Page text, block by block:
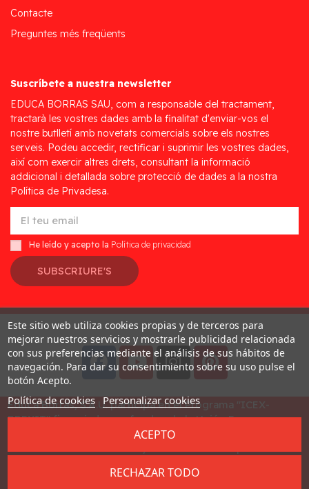
Contacte
Preguntes més freqüents
Suscríbete a nuestra newsletter
EDUCA BORRAS SAU, com a responsable del tractament,
tractarà les vostres dades amb la finalitat d'enviar-vos el
nostre butlletí amb novetats comercials sobre els nostres
serveis. Podeu accedir, rectificar i suprimir les vostres dades,
així com exercir altres drets, consultant la informació
addicional i detallada sobre protecció de dades a la nostra
Política de Privadesa.
He leído y acepto la Política de privacidad
SUBSCRIURE'S
Desarrollado porAddis
Educa Borras, S.A.U. participa en el Programa "ICEX-
BREXIT" financiado por fondos de la Unión Europea, para
mitigar las consecuencias adversas de la retirada del
Este sitio web utiliza cookies propias y de terceros para
mejorar nuestros servicios y mostrarle publicidad relacionada
con sus preferencias mediante el análisis de sus hábitos de
navegación. Para dar su consentimiento sobre su uso pulse el
botón Acepto.
Política de cookies Personalizar cookies
RECHAZAR TODO
ACEPTO